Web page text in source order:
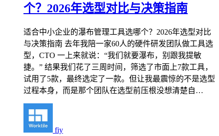
个？2026年选型对比与决策指南
适合中小企业的瀑布管理工具选哪个？2026年选型对比
与决策指南 去年我陪一家60人的硬件研发团队做工具选
型，CTO 一上来就说：“我们就要瀑布，别跟我提敏
捷。” 结果我们花了三周时间，筛选了市面上7款工具，
试用了5款，最终选定了一款。但让我最震惊的不是选型
过程本身，而是那个团队在选型前压根没想清楚自…
fiy